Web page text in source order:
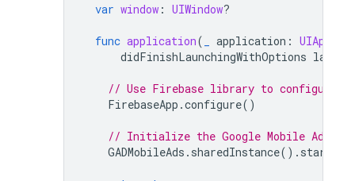
var window : UIWindow?
func application( application :
didFinishLaunchingWithOptions
// Use Firebase library to configure
FirebaseApp .configure()
// Initialize the Google Mobile Ads
GADMobileAds . sharedInstance(). start